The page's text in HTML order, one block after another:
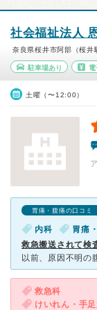
社会福祉法人
奈良県桜井市阿部（桜井
駐車場あり
土曜（〜12:00）
胃痛・腹痛の口コミ
内科 胃痛
救急搬送されて検
救急科
けいれん・手